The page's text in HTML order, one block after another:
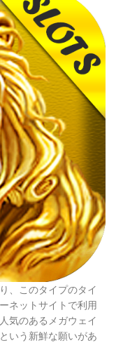
、このタイプのタイ
ネットサイトで利用
気のあるメガウェイ
いう新鮮な願いがあ